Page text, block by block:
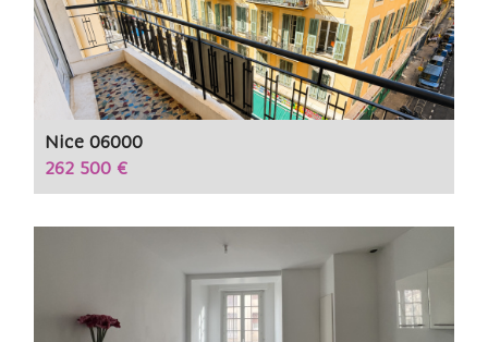
Nice 06000
262 500 €